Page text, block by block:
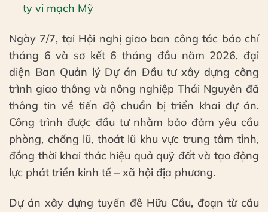
ty vi mạch Mỹ
Ngày 7/7, tại Hội nghị giao ban công tác báo chí
tháng 6 và sơ kết 6 tháng đầu năm 2026, đại
diện Ban Quản lý Dự án Đầu tư xây dựng công
trình giao thông và nông nghiệp Thái Nguyên đã
thông tin về tiến độ chuẩn bị triển khai dự án.
Công trình được đầu tư nhằm bảo đảm yêu cầu
phòng, chống lũ, thoát lũ khu vực trung tâm tỉnh,
đồng thời khai thác hiệu quả quỹ đất và tạo động
lực phát triển kinh tế – xã hội địa phương.
Dự án xây dựng tuyến đê Hữu Cầu, đoạn từ cầu